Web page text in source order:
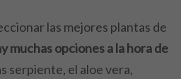
las mejores plantas de
muchas opciones a la hora de
serpiente, el aloe vera,